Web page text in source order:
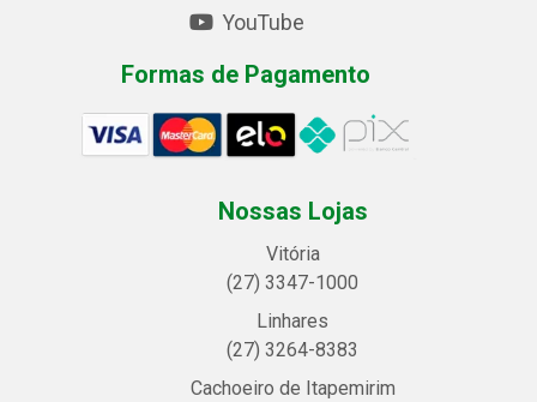
YouTube
Formas de Pagamento
Nossas Lojas
Vitória
(27) 3347-1000
Linhares
(27) 3264-8383
Cachoeiro de Itapemirim